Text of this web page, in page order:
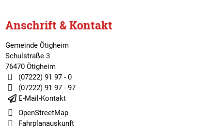
Anschrift & Kontakt
Gemeinde Ötigheim
Schulstraße 3
76470 Ötigheim
(07222) 91 97 - 0
(07222) 91 97 - 97
E-Mail-Kontakt
OpenStreetMap
Fahrplanauskunft